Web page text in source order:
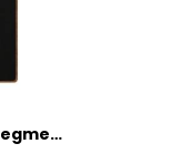
Bütic Holz Klemmbrett Segmentform Schwarz für DIN A3 A4 A5 A6 aus 3 mm Birkensperrholz und mit widerstandsfähigem Klarlack versiegelt, Format:A5 hoch, Klemme:Bügelklemme gold